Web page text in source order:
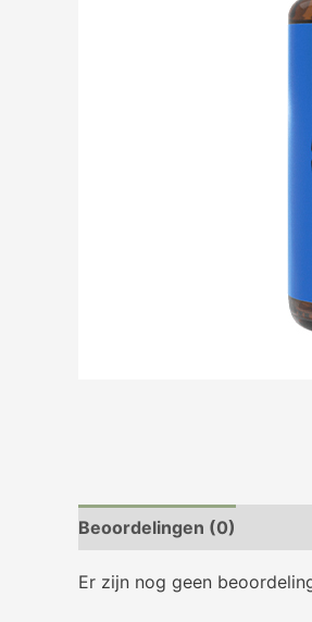
Beoordelingen (0)
Er zijn nog geen